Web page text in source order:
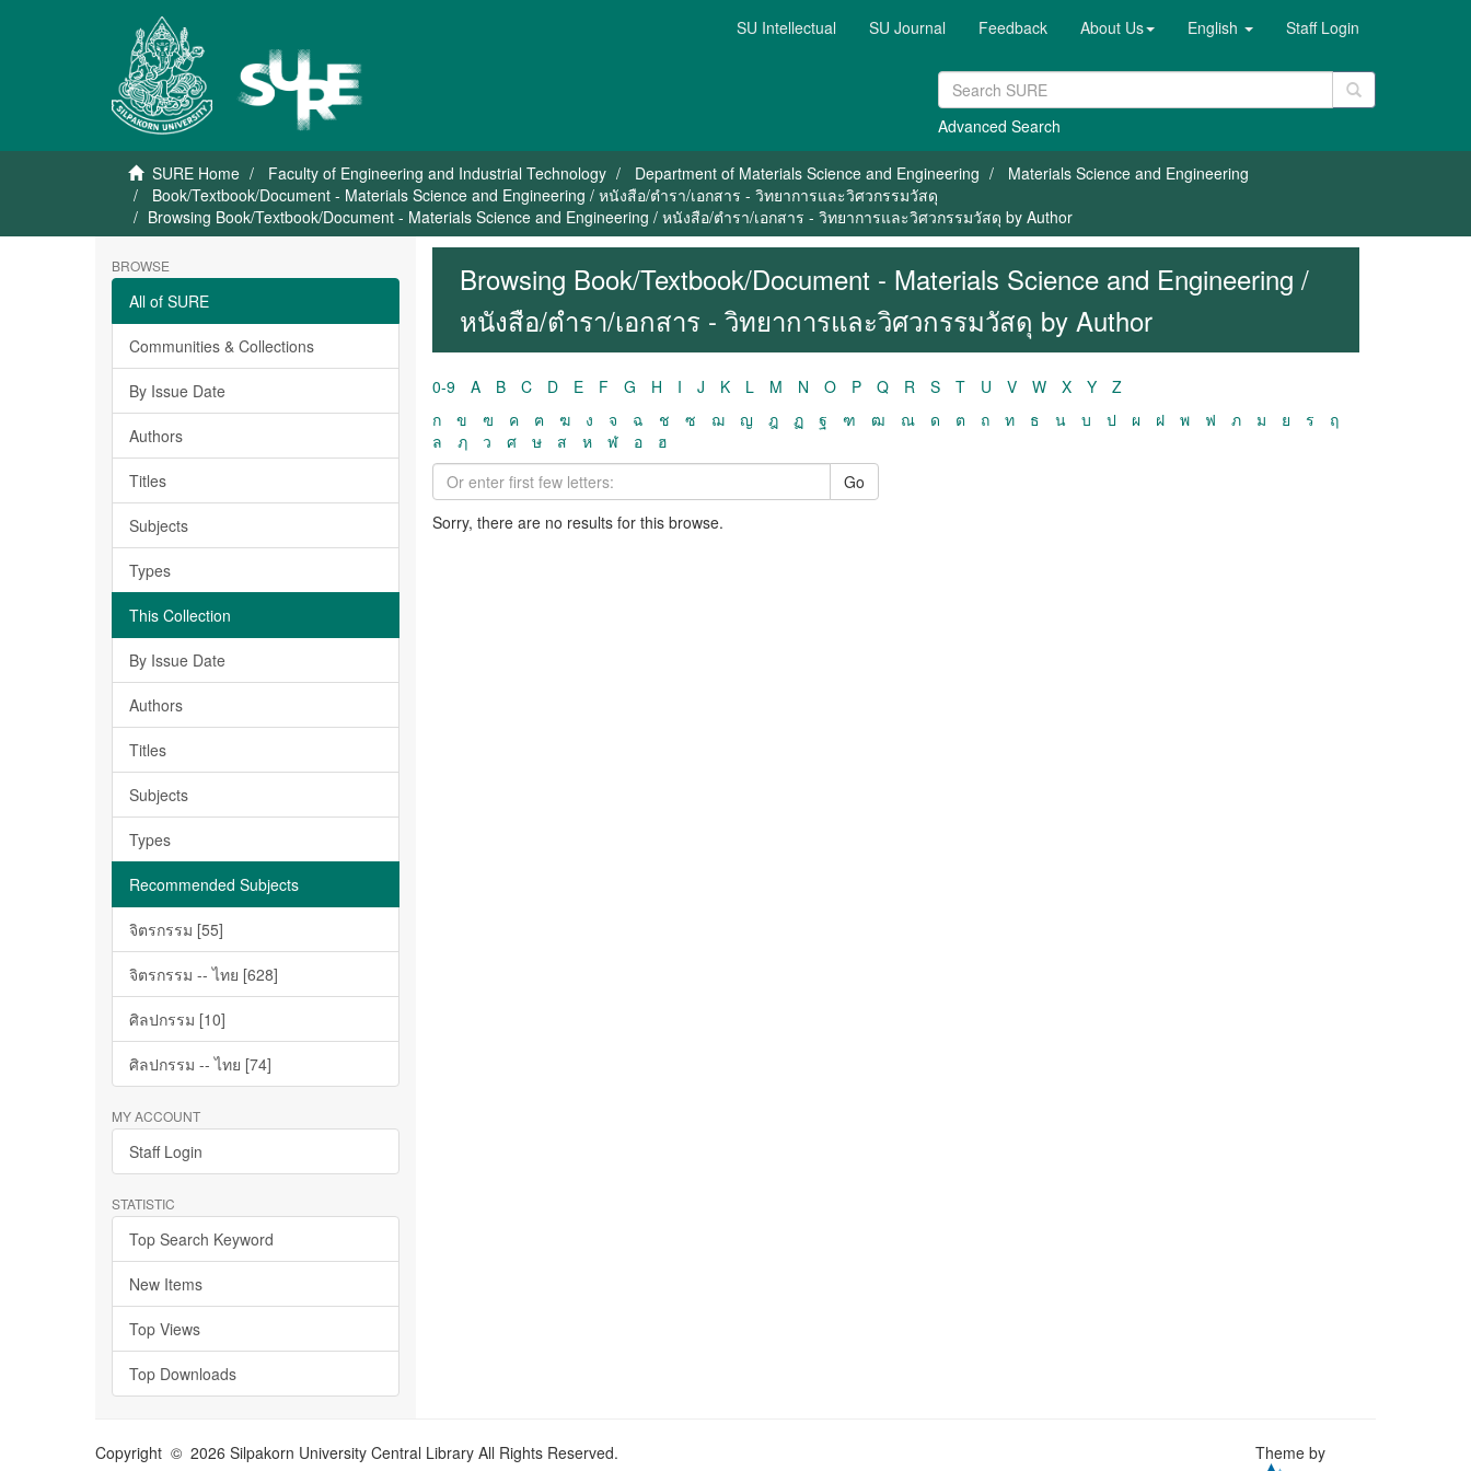
SU Intellectual SU Journal Feedback About Us English Staff Login
Advanced Search
SURE Home Faculty of Engineering and Industrial Technology Department of Materials Science and Engineering
Materials Science and Engineering
Book/Textbook/Document - Materials Science and Engineering / หนังสือ/ตำรา/เอกสาร - วิทยาการและวิศวกรรมวัสดุ
Browsing Book/Textbook/Document - Materials Science and Engineering / หนังสือ/ตำรา/เอกสาร - วิทยาการและวิศวกรรมวัสดุ by Author
BROWSE
All of SURE
Communities & Collections
By Issue Date
Authors
Titles
Subjects
Types
This Collection
By Issue Date
Authors
Titles
Subjects
Types
Recommended Subjects
จิตรกรรม [55]
จิตรกรรม -- ไทย [628]
ศิลปกรรม [10]
ศิลปกรรม -- ไทย [74]
MY ACCOUNT
Staff Login
STATISTIC
Top Search Keyword
New Items
Top Views
Top Downloads
Browsing Book/Textbook/Document - Materials Science and Engineering /
หนังสือ/ตำรา/เอกสาร - วิทยาการและวิศวกรรมวัสดุ by Author
0-9 A B C D E F G H I J K L M N O P Q R S T U V W X Y
Z
ก
ข ฃ ค ฅ ฆ ง จ ฉ ช ซ ฌ ญ ฎ ฏ ฐ ฑ ฒ ณ ด ต ถ ท ธ น บ ป ผ ฝ พ ฟ ภ ม ย ร
ฤ
ล
ฦ ว ศ ษ ส ห ฬ อ
ฮ
Go
Sorry, there are no results for this browse.
Copyright © 2026 Silpakorn University Central Library All Rights Reserved. Theme by